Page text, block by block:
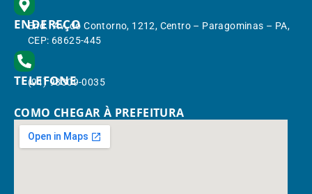
ENDEREÇO
End.: Av. do Contorno, 1212, Centro – Paragominas – PA,
CEP: 68625-445
TELEFONE
(91) 98309-0035
COMO CHEGAR À PREFEITURA